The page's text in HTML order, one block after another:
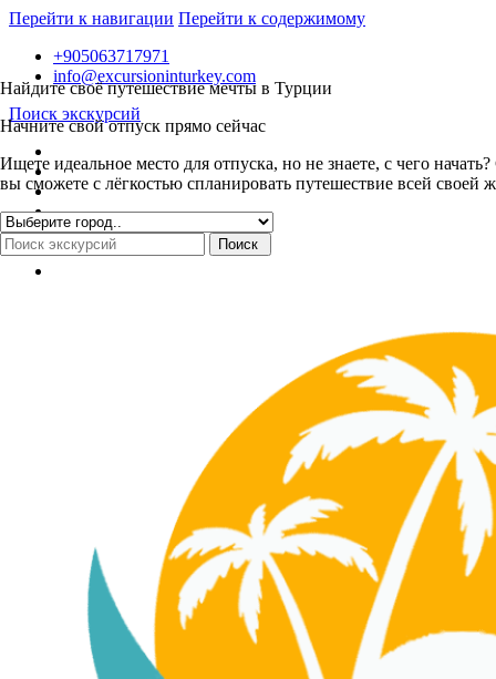
Перейти к навигации Перейти к содержимому
Найдите своё путешествие мечты в Турции
Начните свой отпуск прямо сейчас
Ищете идеальное место для отпуска, но не знаете, с чего
вы сможете с лёгкостью спланировать путешествие всей своей
+905063717971
info@excursioninturkey.com
Поиск экскурсий